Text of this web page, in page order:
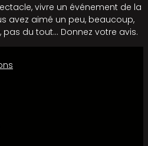
vivre un événement de la
avez aimé un peu, beaucoup,
du tout… Donnez votre avis.